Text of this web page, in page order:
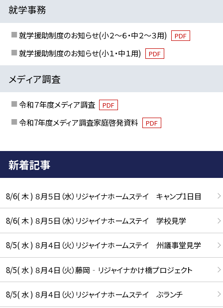
就学事務
就学援助制度のお知らせ(小２～６・中２～３用) PDF
就学援助制度のお知らせ(小１・中１用) PDF
メディア調査
令和７年度メディア調査 PDF
令和7年度メディア調査家庭啓発資料 PDF
新着記事
8/6( 木 ) ８月５日（水）リジャイナホームステイ キャンプ1日目
8/6( 木 ) ８月５日（水）リジャイナホームステイ 学校見学
8/5( 水 ) ８月４日（火）リジャイナホームステイ 州議事堂見学
8/5( 水 ) ８月４日（火）藤岡‐リジャイナかけ橋プロジェクト
8/5( 水 ) ８月４日（火）リジャイナホームステイ ぶランチ